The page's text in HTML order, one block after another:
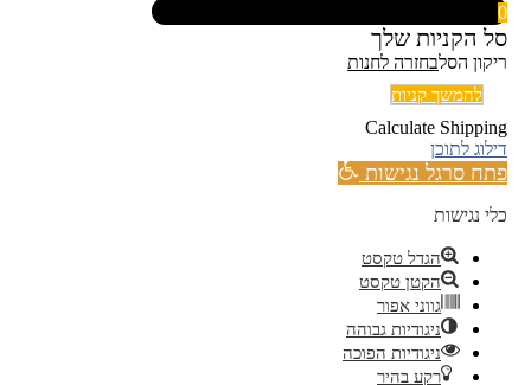
0
סל הקניות שלך
ריקון הסלבחזרה לחנות
להמשך קניות
Calculate Shipping
דילוג לתוכן
פתח סרגל נגישות
כלי נגישות
הגדל טקסט
הקטן טקסט
גווני אפור
ניגודיות גבוהה
ניגודיות הפוכה
רקע בהיר